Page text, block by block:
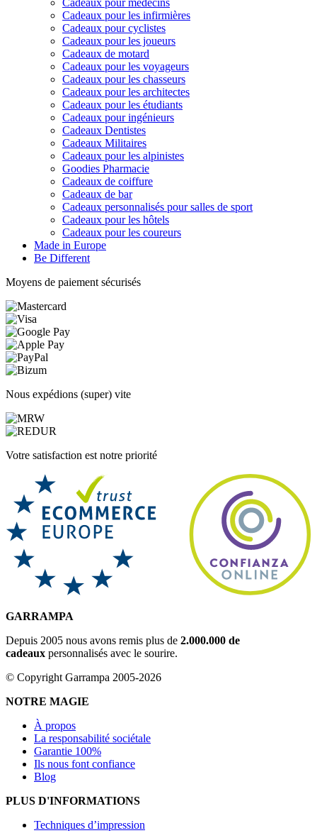
Cadeaux pour les infirmières
Cadeaux pour cyclistes
Cadeaux pour les joueurs
Cadeaux de motard
Cadeaux pour les voyageurs
Cadeaux pour les chasseurs
Cadeaux pour les architectes
Cadeaux pour les étudiants
Cadeaux pour ingénieurs
Cadeaux Dentistes
Cadeaux Militaires
Cadeaux pour les alpinistes
Goodies Pharmacie
Cadeaux de coiffure
Cadeaux de bar
Cadeaux personnalisés pour salles de sport
Cadeaux pour les hôtels
Cadeaux pour les coureurs
Made in Europe
Be Different
Moyens de paiement sécurisés
Nous expédions (super) vite
Votre satisfaction est notre priorité
GARRAMPA
Depuis 2005 nous avons remis plus de 2.000.000 de
cadeaux personnalisés avec le sourire.
© Copyright Garrampa 2005-2026
NOTRE MAGIE
À propos
La responsabilité sociétale
Garantie 100%
Ils nous font confiance
Blog
PLUS D'INFORMATIONS
Techniques d’impression